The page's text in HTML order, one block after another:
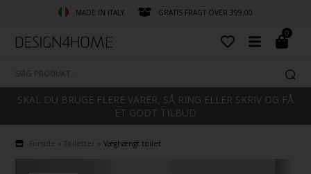
MADE IN ITALY GRATIS FRAGT OVER 399,00
0
SKAL DU BRUGE FLERE VARER, SÅ RING ELLER SKRIV OG FÅ
ET GODT TILBUD
Forside Toiletter »Væghængt toilet